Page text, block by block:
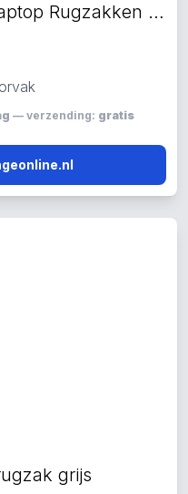
Eastpak Out of Office Laptop Rugzakken blauw
— verzending: gratis
grijs